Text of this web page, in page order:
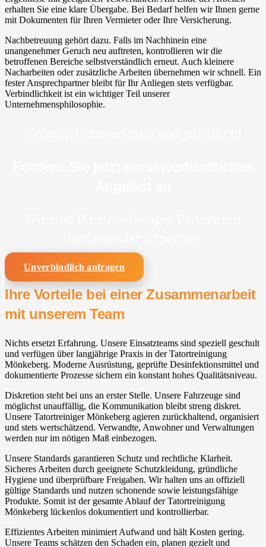
erhalten Sie eine klare Übergabe. Bei Bedarf helfen wir Ihnen gerne
mit Dokumenten für Ihren Vermieter oder Ihre Versicherung.
Nachbetreuung gehört dazu. Falls im Nachhinein eine
unangenehmer Geruch neu auftreten, kontrollieren wir die
betroffenen Bereiche selbstverständlich erneut. Auch kleinere
Nacharbeiten oder zusätzliche Arbeiten übernehmen wir schnell. Ein
fester Ansprechpartner bleibt für Ihr Anliegen stets verfügbar.
Verbindlichkeit ist ein wichtiger Teil unserer
Unternehmensphilosophie.
Unverbindlich anfragen
Ihre Vorteile bei einer Zusammenarbeit
mit unserem Team
Nichts ersetzt Erfahrung. Unsere Einsatzteams sind speziell geschult
und verfügen über langjährige Praxis in der Tatortreinigung
Mönkeberg. Moderne Ausrüstung, geprüfte Desinfektionsmittel und
dokumentierte Prozesse sichern ein konstant hohes Qualitätsniveau.
Diskretion steht bei uns an erster Stelle. Unsere Fahrzeuge sind
möglichst unauffällig, die Kommunikation bleibt streng diskret.
Unsere Tatortreiniger Mönkeberg agieren zurückhaltend, organisiert
und stets wertschätzend. Verwandte, Anwohner und Verwaltungen
werden nur im nötigen Maß einbezogen.
Unsere Standards garantieren Schutz und rechtliche Klarheit.
Sicheres Arbeiten durch geeignete Schutzkleidung, gründliche
Hygiene und überprüfbare Freigaben. Wir halten uns an offiziell
gültige Standards und nutzen schonende sowie leistungsfähige
Produkte. Somit ist der gesamte Ablauf der Tatortreinigung
Mönkeberg lückenlos dokumentiert und kontrollierbar.
Effizientes Arbeiten minimiert Aufwand und hält Kosten gering.
Unsere Teams schätzen den Schaden ein, planen gezielt und